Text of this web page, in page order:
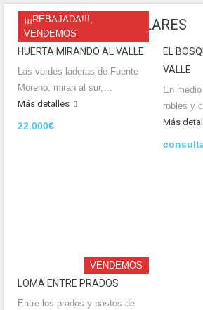
PROPIEDADES SIMILARES
¡¡¡REBAJADA!!!,
VENDEMOS
HUERTA MIRANDO AL VALLE
Las verdes laderas de Fuente
Moreno, miran al sur,…
Más detalles
22.000€
EL
VALLE
En
robles y
Más
VENDEMOS
LOMA ENTRE PRADOS
Entre los prados y pastos de